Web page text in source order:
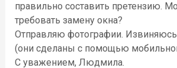
правильно составить претензию.
требовать замену окна?
Отправляю фотографии. Извиняюсь
(они сделаны с помощью
С уважением, Людмила.